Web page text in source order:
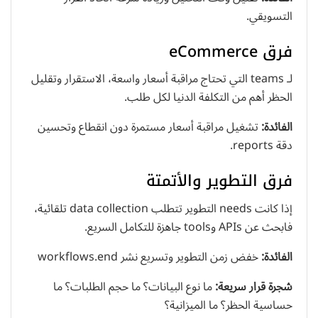
التسويقي.
فرق eCommerce
لـ teams التي تحتاج مراقبة أسعار واسعة، الاستقرار وتقليل
الحظر أهم من التكلفة الدنيا لكل طلب.
الفائدة:تشغيل مراقبة أسعار مستمرة دون انقطاع وتحسين
دقة reports.
فرق التطوير والأتمتة
إذا كانت needs التطوير تتطلب data collection تلقائية،
فابحث عن APIs وtools جاهزة للتكامل السريع.
الفائدة:خفض زمن التطوير وتسريع نشر workflows.end
شجرة قرار سريعة:ما نوع البيانات؟ ما حجم الطلبات؟ ما
حساسية الحظر؟ ما الميزانية؟